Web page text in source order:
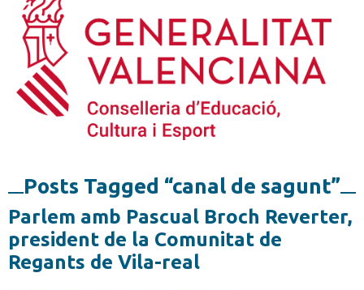
Posts Tagged “canal de sagunt”
Parlem amb Pascual Broch Reverter,
president de la Comunitat de
Regants de Vila-real